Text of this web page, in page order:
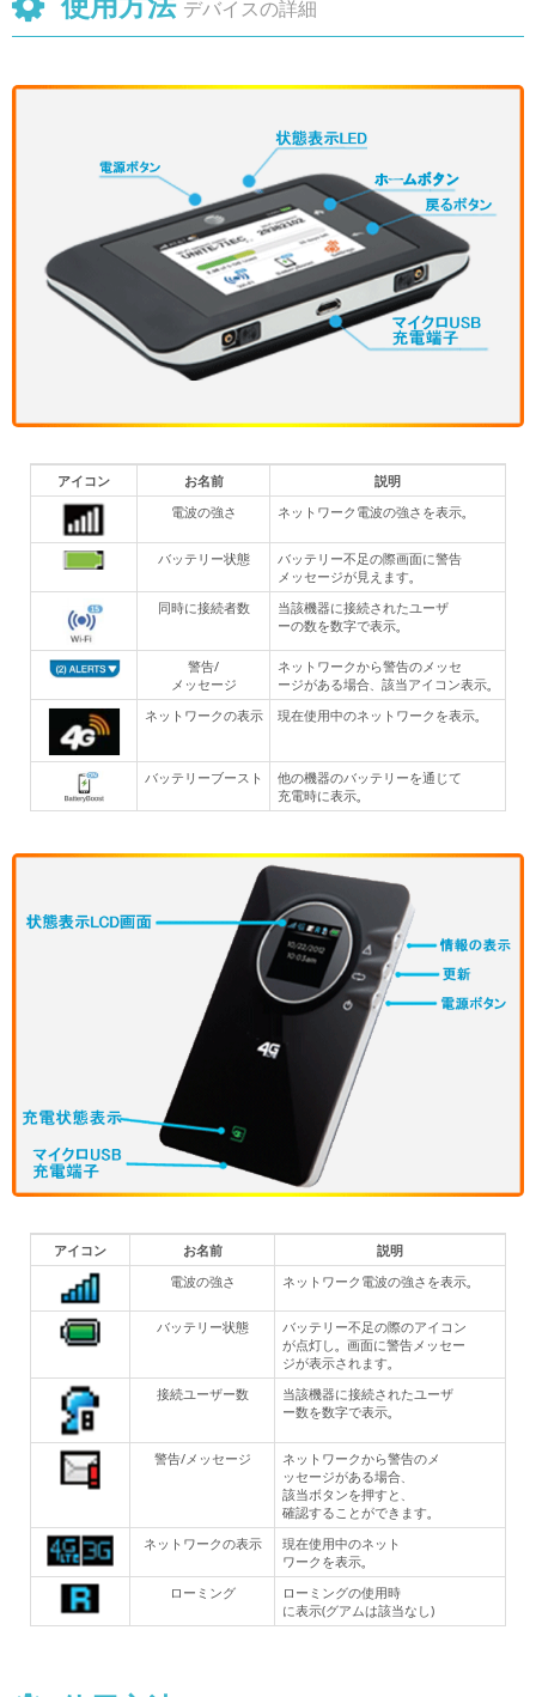
デバイスの詳細
アイコン お名前
説明
電波の強さ
ネットワーク電波の強さを表示。
バッテリー状態
バッテリー不足の際画面に警告
メッセージが見えます。
同時に接続者数
当該機器に接続されたユーザ
ーの数を数字で表示。
警告/
メッセージ
ネットワークから警告のメッセ
ージがある場合、該当アイコン表示。
ネットワークの表示
現在使用中のネットワークを表示。
バッテリーブースト
他の機器のバッテリーを通じて
充電時に表示。
アイコン お名前
説明
電波の強さ
ネットワーク電波の強さを表示。
バッテリー状態
バッテリー不足の際のアイコン
が点灯し。画面に警告メッセー
ジが表示されます。
接続ユーザー数
当該機器に接続されたユーザ
ー数を数字で表示。
警告/メッセージ
ネットワークから警告のメ
ッセージがある場合、
該当ボタンを押すと、
確認することができます。
ネットワークの表示
現在使用中のネット
ワークを表示。
ローミング
ローミングの使用時
に表示(グアムは該当なし)